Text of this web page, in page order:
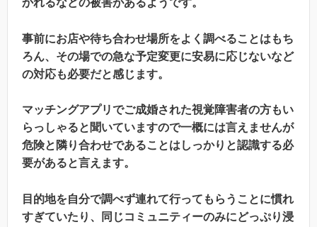
かれるなどの被害があるようです。
事前にお店や待ち合わせ場所をよく調べることはもち
ろん、その場での急な予定変更に安易に応じないなど
の対応も必要だと感じます。
マッチングアプリでご成婚された視覚障害者の方もい
らっしゃると聞いていますので一概には言えませんが
危険と隣り合わせであることはしっかりと認識する必
要があると言えます。
目的地を自分で調べず連れて行ってもらうことに慣れ
すぎていたり、同じコミュニティーのみにどっぷり浸